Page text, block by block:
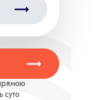
прямою
суто